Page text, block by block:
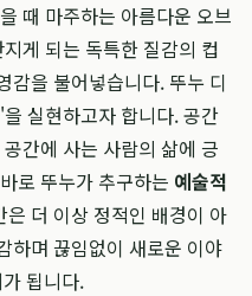
때 마주하는 아름다운 오브
게 되는 독특한 질감의 컵
감을 불어넣습니다. 뚜누 디
실현하고자 합니다. 공간
간에 사는 사람의 삶에 긍
로 뚜누가 추구하는 예술적
더 이상 정적인 배경이 아
하며 끊임없이 새로운 이야
됩니다.